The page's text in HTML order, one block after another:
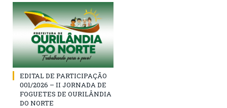
EDITAL DE PARTICIPAÇÃO
001/2026 – II JORNADA DE
FOGUETES DE OURILÂNDIA
DO NORTE